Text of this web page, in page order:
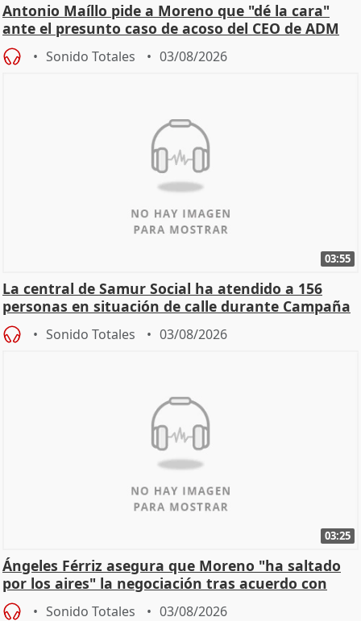
Antonio Maíllo pide a Moreno que "dé la cara"
ante el presunto caso de acoso del CEO de ADM
Sonido Totales 03/08/2026
03:55
La central de Samur Social ha atendido a 156
personas en situación de calle durante Campaña
de Calor
Sonido Totales 03/08/2026
03:25
Ángeles Férriz asegura que Moreno "ha saltado
por los aires" la negociación tras acuerdo con
SMA
Sonido Totales 03/08/2026